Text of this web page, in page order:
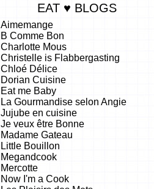
EAT ♥ BLOGS
Aimemange
B Comme Bon
Charlotte Mous
Christelle is Flabbergasting
Chloé Délice
Dorian Cuisine
Eat me Baby
La Gourmandise selon Angie
Jujube en cuisine
Je veux être Bonne
Madame Gateau
Little Bouillon
Megandcook
Mercotte
Now I'm a Cook